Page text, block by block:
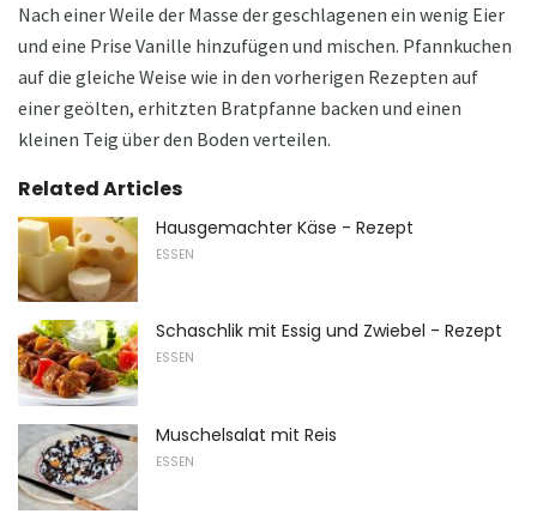
Nach einer Weile der Masse der geschlagenen ein wenig Eier
und eine Prise Vanille hinzufügen und mischen. Pfannkuchen
auf die gleiche Weise wie in den vorherigen Rezepten auf
einer geölten, erhitzten Bratpfanne backen und einen
kleinen Teig über den Boden verteilen.
Related Articles
Hausgemachter Käse - Rezept
ESSEN
Schaschlik mit Essig und Zwiebel - Rezept
ESSEN
Muschelsalat mit Reis
ESSEN